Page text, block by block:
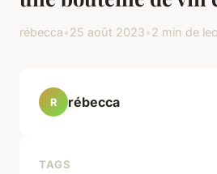
rébecca•25 août 2023•2 min de
R rébecca
TAGS